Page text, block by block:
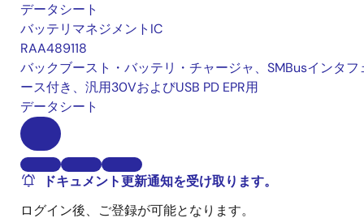
データシート
バッテリマネジメントIC
RAA489118
バックブースト・バッテリ・チャージャ、SMBusインタフ
ース付き、汎用30VおよびUSB PD EPR用
データシート
ドキュメント更新通知を受け取ります。
ログイン後、ご登録が可能となります。